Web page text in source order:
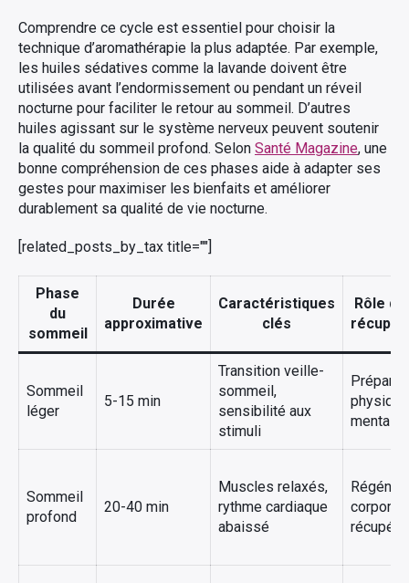
Comprendre ce cycle est essentiel pour choisir la
technique d’aromathérapie la plus adaptée. Par exemple,
les huiles sédatives comme la lavande doivent être
utilisées avant l’endormissement ou pendant un réveil
nocturne pour faciliter le retour au sommeil. D’autres
huiles agissant sur le système nerveux peuvent soutenir
la qualité du sommeil profond. Selon Santé Magazine, une
bonne compréhension de ces phases aide à adapter ses
gestes pour maximiser les bienfaits et améliorer
durablement sa qualité de vie nocturne.
[related_posts_by_tax title=""]
Phase
du
sommeil
Durée
approximative
Caractéristiques
clés
Rôle
Sommeil
léger
5-15 min
Transition veille-
sommeil,
sensibilité aux
stimuli
mentale
Sommeil
profond
20-40 min
Muscles relaxés,
rythme cardiaque
abaissé